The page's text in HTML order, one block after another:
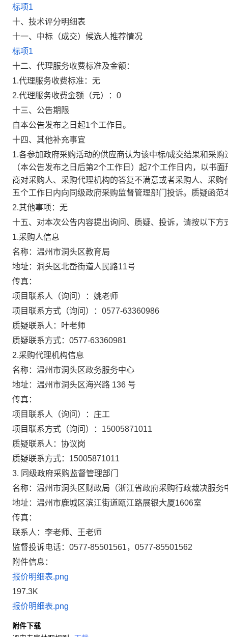
标项1
十、技术评分明细表
十一、中标（成交）候选人推荐情况
标项1
十二、代理服务收费标准及金额：
1.代理服务收费标准： 无
2.代理服务收费金额（元）： 0
十三、公告期限
自本公告发布之日起1个工作日。
十四、其他补充事宜
1.各参加政府采购活动的供应商认为该中标/成交结果和采
（本公告发布之日后第2个工作日）起7个工作日内，以书
商对采购人、采购代理机构的答复不满意或者采购人、采
五个工作日内向同级政府采购监督管理部门投诉。质疑函
2.其他事项： 无
十五、对本次公告内容提出询问、质疑、投诉，请按以下方
1.采购人信息
名称： 温州市洞头区教育局
地址： 洞头区北岙街道人民路11号
传真：
项目联系人（询问）： 姚老师
项目联系方式（询问）： 0577-63360986
质疑联系人： 叶老师
质疑联系方式： 0577-63360981
2.采购代理机构信息
名称： 温州市洞头区政务服务中心
地址： 温州市洞头区海兴路 136 号
传真：
项目联系人（询问）： 庄工
项目联系方式（询问）： 15005871011
质疑联系人： 协议岗
质疑联系方式： 15005871011
3. 同级政府采购监督管理部门
名称：温州市洞头区财政局（浙江省政府采购行政裁决服务
地址：温州市鹿城区滨江街道瓯江路展银大厦1606室
传真：
联系人：李老师、王老师
监督投诉电话：0577-85501561，0577-85501562
附件信息：
报价明细表.png
197.3K
报价明细表.png
附件下载